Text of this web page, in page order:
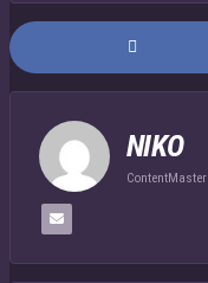
NIKO
ContentMaster